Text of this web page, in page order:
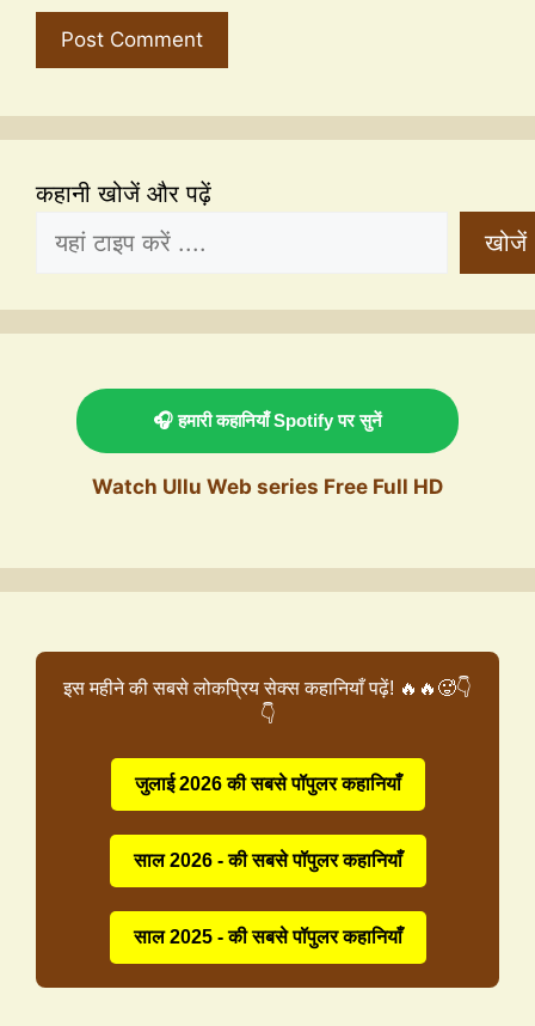
कहानी खोजें और पढ़ें
खोजें
🎧 हमारी कहानियाँ Spotify पर सुनें
Watch Ullu Web series Free Full HD
इस महीने की सबसे लोकप्रिय सेक्स कहानियाँ पढ़ें! 🔥🔥🥵👇
👇
जुलाई 2026 की सबसे पॉपुलर कहानियाँ
साल 2026 - की सबसे पॉपुलर कहानियाँ
साल 2025 - की सबसे पॉपुलर कहानियाँ